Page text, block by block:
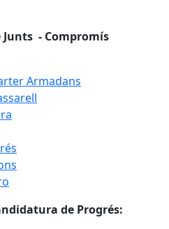
- Compromís
Armadans
de Progrés: